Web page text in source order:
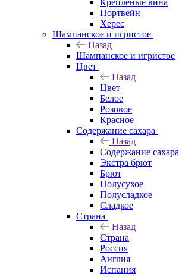
Крепленые вина
Портвейн
Херес
Шампанское и игристое
Назад
Шампанское и игристое
Цвет
Назад
Цвет
Белое
Розовое
Красное
Содержание сахара
Назад
Содержание сахара
Экстра брют
Брют
Полусухое
Полусладкое
Сладкое
Страна
Назад
Страна
Россия
Англия
Испания